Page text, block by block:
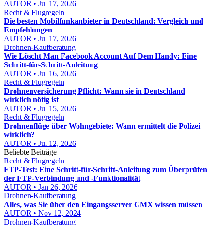
AUTOR • Jul 17, 2026
Recht & Flugregeln
Die besten Mobilfunkanbieter in Deutschland: Vergleich und
Empfehlungen
AUTOR • Jul 17, 2026
Drohnen-Kaufberatung
Wie Löscht Man Facebook Account Auf Dem Handy: Eine
Schritt-für-Schritt-Anleitung
AUTOR • Jul 16, 2026
Recht & Flugregeln
Drohnenversicherung Pflicht: Wann sie in Deutschland
wirklich nötig ist
AUTOR • Jul 15, 2026
Recht & Flugregeln
Drohnenflüge über Wohngebiete: Wann ermittelt die Polizei
wirklich?
AUTOR • Jul 12, 2026
Beliebte Beiträge
Recht & Flugregeln
FTP-Test: Eine Schritt-für-Schritt-Anleitung zum Überprüfen
der FTP-Verbindung und -Funktionalität
AUTOR • Jan 26, 2026
Drohnen-Kaufberatung
Alles, was Sie über den Eingangsserver GMX wissen müssen
AUTOR • Nov 12, 2024
Drohnen-Kaufberatung